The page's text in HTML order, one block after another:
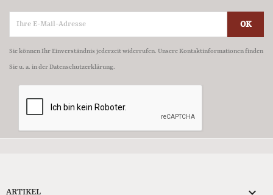
Sie können Ihr Einverständnis jederzeit widerrufen. Unsere Kontaktinformationen finden
Sie u. a. in der Datenschutzerklärung.
ARTIKEL